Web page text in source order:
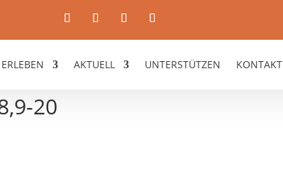
ERLEBEN AKTUELL UNTERSTÜTZEN KONTAKT
20